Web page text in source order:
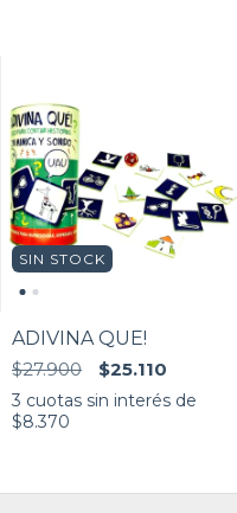
SIN STOCK
ADIVINA QUE!
$27.900
$25.110
3 cuotas sin interés de
$8.370